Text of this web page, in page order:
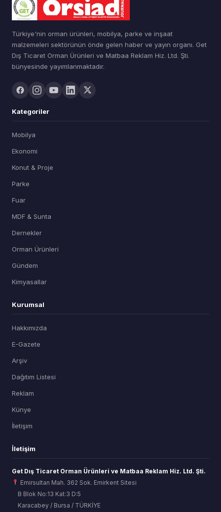
Türkiye'nin orman ürünleri, mobilya, parke ve inşaat
malzemeleri sektörünün önde gelen haber ve yayın organı. Get
Dış Ticaret Orman Ürünleri ve Matbaa Reklam Hiz. Ltd. Şti.
bünyesinde yayımlanmaktadır.
Kategoriler
Mobilya
Ekonomi
Konut & Proje
Parke
Fuar
MDF & Sunta
Dernekler
Orman Ürünleri
Gündem
Kimyasallar
Kurumsal
Hakkımızda
E-Gazete
Arşiv
Dağıtım Listesi
Reklam
Künye
İletişim
İletişim
Get Dış Ticaret Orman Ürünleri ve Matbaa Reklam Hiz. Ltd. Şti.
Emirsultan Mah. 362 Sok. Emirkent Sitesi
B Blok No:13 Kat:3 D:5
Karacabey / Bursa / TÜRKİYE
ORSİAD AI